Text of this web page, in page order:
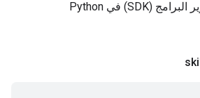
أنماط حزمة تطوير البرامج (SDK) في Python